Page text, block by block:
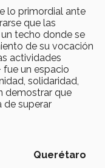
lo primordial ante
que las
techo donde se
de su vocación
actividades
fue un espacio
solidaridad,
demostrar que
de superar
Querétaro